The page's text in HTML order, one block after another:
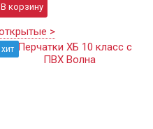
В корзину
>
хит